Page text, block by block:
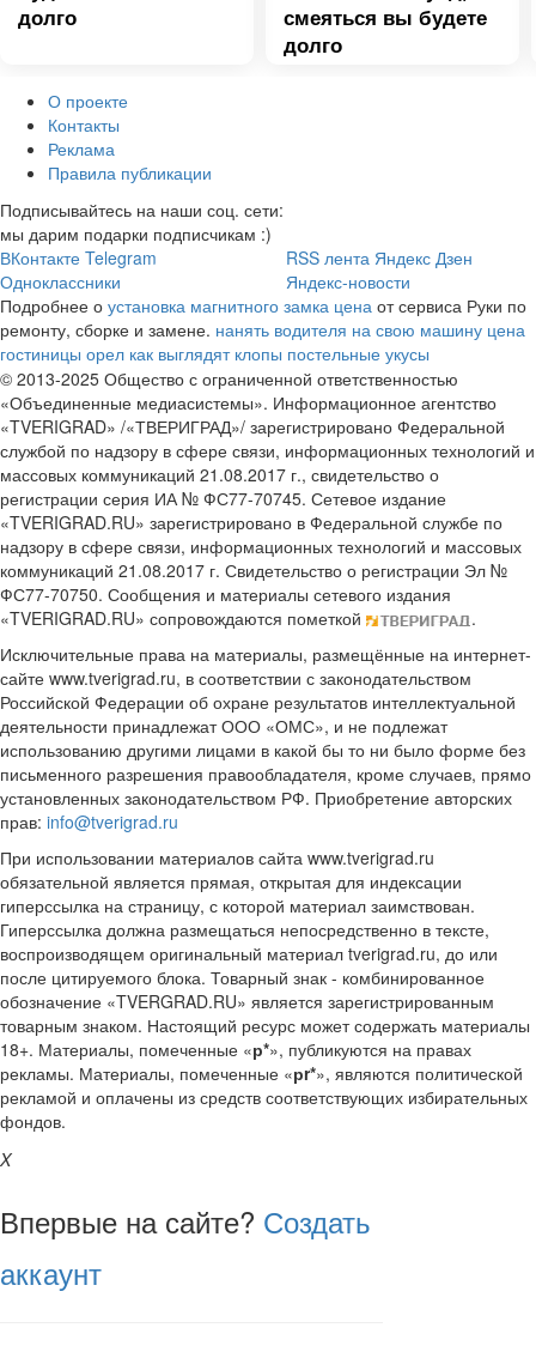
долго
смеяться вы будете
долго
О проекте
Контакты
Реклама
Правила публикации
Подписывайтесь на наши соц. сети:
мы дарим подарки подписчикам :)
ВКонтакте Telegram
Одноклассники
RSS лента Яндекс Дзен
Яндекс-новости
Подробнее о установка магнитного замка цена от сервиса Руки по
ремонту, сборке и замене. нанять водителя на свою машину цена
гостиницы орел как выглядят клопы постельные укусы
© 2013-2025 Общество с ограниченной ответственностью
«Объединенные медиасистемы». Информационное агентство
«TVERIGRAD» /«ТВЕРИГРАД»/ зарегистрировано Федеральной
службой по надзору в сфере связи, информационных технологий и
массовых коммуникаций 21.08.2017 г., свидетельство о
регистрации серия ИА № ФС77-70745. Сетевое издание
«TVERIGRAD.RU» зарегистрировано в Федеральной службе по
надзору в сфере связи, информационных технологий и массовых
коммуникаций 21.08.2017 г. Свидетельство о регистрации Эл №
ФС77-70750. Сообщения и материалы сетевого издания
«TVERIGRAD.RU» сопровождаются пометкой
.
Исключительные права на материалы, размещённые на интернет-
сайте www.tverigrad.ru, в соответствии с законодательством
Российской Федерации об охране результатов интеллектуальной
деятельности принадлежат ООО «ОМС», и не подлежат
использованию другими лицами в какой бы то ни было форме без
письменного разрешения правообладателя, кроме случаев, прямо
установленных законодательством РФ. Приобретение авторских
прав: info@tverigrad.ru
При использовании материалов сайта www.tverigrad.ru
обязательной является прямая, открытая для индексации
гиперссылка на страницу, с которой материал заимствован.
Гиперссылка должна размещаться непосредственно в тексте,
воспроизводящем оригинальный материал tverigrad.ru, до или
после цитируемого блока. Товарный знак - комбинированное
обозначение «TVERGRAD.RU» является зарегистрированным
товарным знаком. Настоящий ресурс может содержать материалы
18+. Материалы, помеченные «р*», публикуются на правах
рекламы. Материалы, помеченные «рr*», являются политической
рекламой и оплачены из средств соответствующих избирательных
фондов.
X
Впервые на сайте? Создать
аккаунт